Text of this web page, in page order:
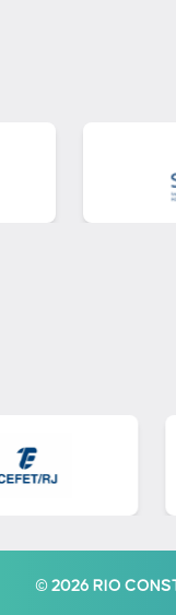
© 2026 RIO